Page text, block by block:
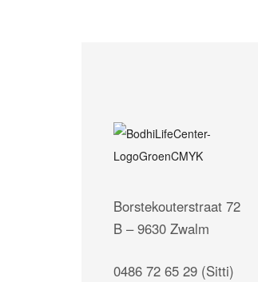
Borstekouterstraat 72
B – 9630 Zwalm
0486 72 65 29 (Sitti)